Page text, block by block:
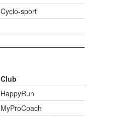
Cyclo-sport
Club
HappyRun
MyProCoach